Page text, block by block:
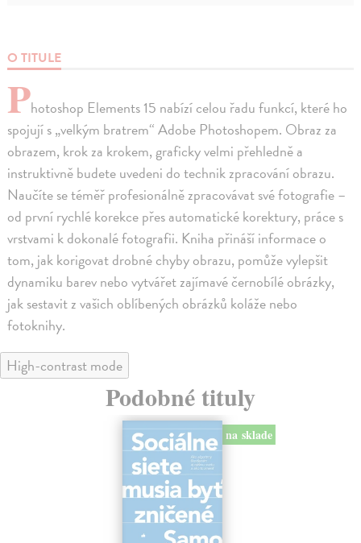
O TITULE
Photoshop Elements 15 nabízí celou řadu funkcí, které ho
spojují s „velkým bratrem“ Adobe Photoshopem. Obraz za
obrazem, krok za krokem, graficky velmi přehledně a
instruktivně budete uvedeni do technik zpracování obrazu.
Naučíte se téměř profesionálně zpracovávat své fotografie –
od první rychlé korekce přes automatické korektury, práce s
vrstvami k dokonalé fotografii. Kniha přináší informace o
tom, jak korigovat drobné chyby obrazu, pomůže vylepšit
dynamiku barev nebo vytvářet zajímavé černobílé obrázky,
jak sestavit z vašich oblíbených obrázků koláže nebo
fotoknihy.
High-contrast mode
Podobné tituly
na sklade